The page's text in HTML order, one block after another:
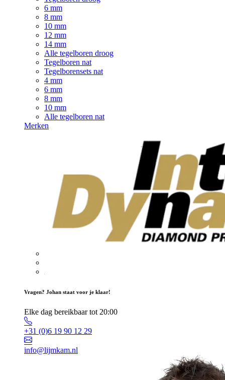
6 mm
8 mm
10 mm
12 mm
14 mm
Alle tegelboren droog
Tegelboren nat
Tegelborensets nat
4 mm
6 mm
8 mm
10 mm
Alle tegelboren nat
Merken
Vragen? Johan staat voor je klaar!
Elke dag bereikbaar tot 20:00
+31 (0)6 19 90 12 29
info@lijmkam.nl